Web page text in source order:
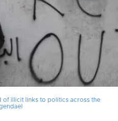
of illicit links to politics across the